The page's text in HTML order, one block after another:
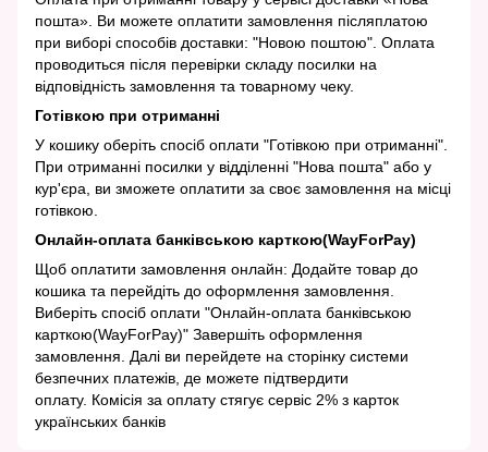
пошта». Ви можете оплатити замовлення післяплатою
при виборі способів доставки: "Новою поштою". Оплата
проводиться після перевірки складу посилки на
відповідність замовлення та товарному чеку.
Готівкою при отриманні
У кошику оберіть спосіб оплати "Готівкою при отриманні".
При отриманні посилки у відділенні "Нова пошта" або у
кур'єра, ви зможете оплатити за своє замовлення на місці
готівкою.
Онлайн-оплата банківською карткою(WayForPay)
Щоб оплатити замовлення онлайн: Додайте товар до
кошика та перейдіть до оформлення замовлення.
Виберіть спосіб оплати "Онлайн-оплата банківською
карткою(WayForPay)" Завершіть оформлення
замовлення. Далі ви перейдете на сторінку системи
безпечних платежів, де можете підтвердити
оплату. Комісія за оплату стягує сервіс 2% з карток
українських банків